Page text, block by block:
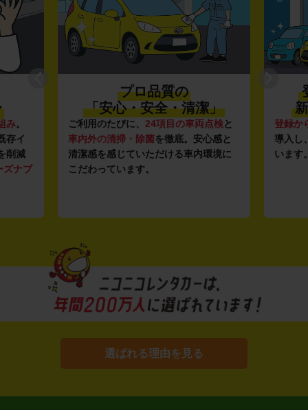
み。
存イ
削減
ズナブ
プロ品質の
「安心・安全・清潔」
ご利用のたびに、 24項目の車両点検と
車内外の清掃・除菌を徹底。安心感と
清潔感を感じていただける車内環境に
こだわっています。
登録か
導入し
います
選ばれる理由を見る